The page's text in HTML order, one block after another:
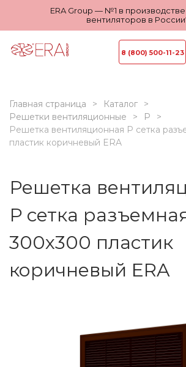
ERA Group — №1 в
вентиляторов в
8 (800) 500-11-23
Главная страница
Каталог
Решетки вентиляционные
Р
Решетка вентиляционная Р сетка
пластик коричневый ERA
Решетка
Р сетка
300х300 пластик
коричневый ERA